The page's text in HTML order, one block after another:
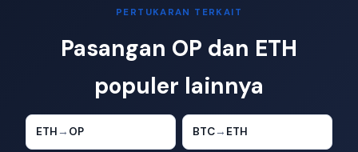
PERTUKARAN TERKAIT
Pasangan OP dan ETH
populer lainnya
ETH → OP BTC→ ETH